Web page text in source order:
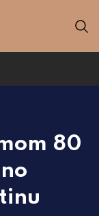
80